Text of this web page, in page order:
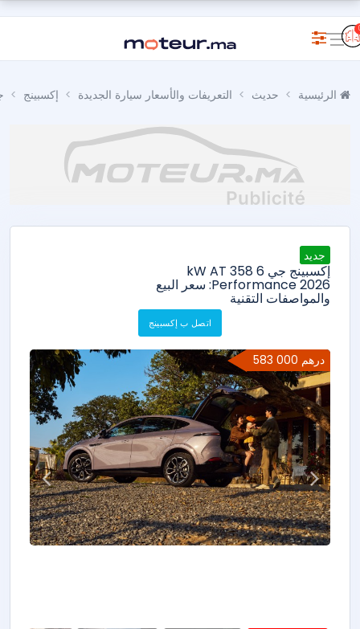
حديث التعريفات والأسعار سيارة الجديدة إكسبينج
جديد
إكسبينج جي 6 358 kW AT
Performance 2026: سعر البيع
والمواصفات التقنية
اتصل ب إكسبينج
583 000 درهم